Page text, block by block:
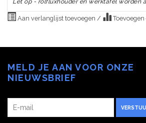
Aan verlanglijst toevoegen /
MELD JE AAN VOOR ONZE
NIEUWSBRIEF